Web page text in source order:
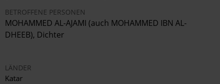
BETROFFENE PERSONEN
MOHAMMED AL-AJAMI (auch MOHAMMED IBN AL-
DHEEB), Dichter
LÄNDER
Katar